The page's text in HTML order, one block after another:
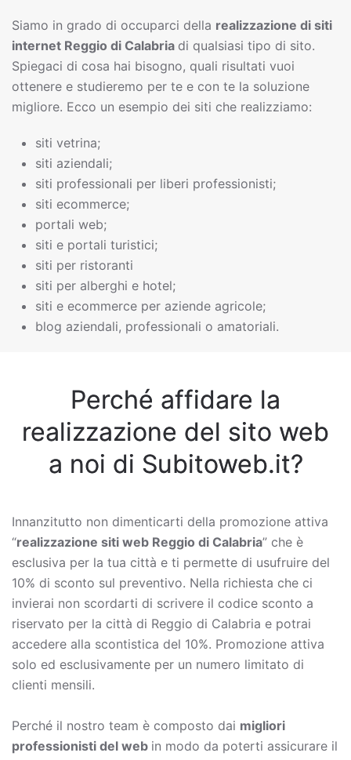
Siamo in grado di occuparci della realizzazione di siti
internet Reggio di Calabria di qualsiasi tipo di sito.
Spiegaci di cosa hai bisogno, quali risultati vuoi
ottenere e studieremo per te e con te la soluzione
migliore. Ecco un esempio dei siti che realizziamo:
siti vetrina;
siti aziendali;
siti professionali per liberi professionisti;
siti ecommerce;
portali web;
siti e portali turistici;
siti per ristoranti
siti per alberghi e hotel;
siti e ecommerce per aziende agricole;
blog aziendali, professionali o amatoriali.
Perché affidare la
realizzazione del sito web
a noi di Subitoweb.it?
Innanzitutto non dimenticarti della promozione attiva
“realizzazione siti web Reggio di Calabria” che è
esclusiva per la tua città e ti permette di usufruire del
10% di sconto sul preventivo. Nella richiesta che ci
invierai non scordarti di scrivere il codice sconto a
riservato per la città di Reggio di Calabria e potrai
accedere alla scontistica del 10%. Promozione attiva
solo ed esclusivamente per un numero limitato di
clienti mensili.
Perché il nostro team è composto dai migliori
professionisti del web in modo da poterti assicurare il